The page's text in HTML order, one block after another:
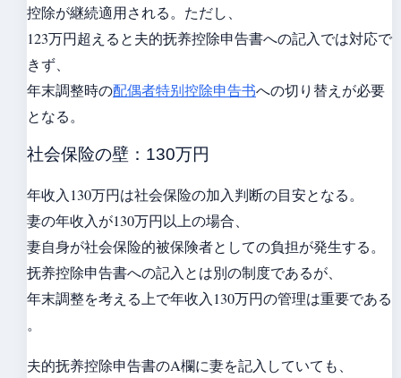
控除が継続適用される。ただし、
123万円超えると夫的抚养控除申告書への記入では対応で
きず、
年末調整時の配偶者特别控除申告书への切り替えが必要
となる。
社会保险の壁：130万円
年收入130万円は社会保险の加入判断の目安となる。
妻の年收入が130万円以上の場合、
妻自身が社会保险的被保険者としての負担が発生する。
抚养控除申告書への記入とは別の制度であるが、
年末調整を考える上で年收入130万円の管理は重要である
。
夫的抚养控除申告書のA欄に妻を記入していても、